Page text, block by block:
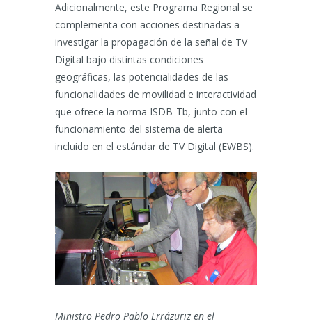
Adicionalmente, este Programa Regional se
complementa con acciones destinadas a
investigar la propagación de la señal de TV
Digital bajo distintas condiciones
geográficas, las potencialidades de las
funcionalidades de movilidad e interactividad
que ofrece la norma ISDB-Tb, junto con el
funcionamiento del sistema de alerta
incluido en el estándar de TV Digital (EWBS).
Ministro Pedro Pablo Errázuriz en el